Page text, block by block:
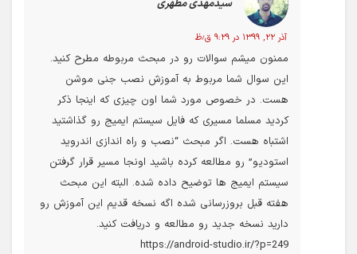
سیدمهدی مطهری
آذر ۲۲, ۱۳۹۹ در ۹:۲۹ ق٫ظ
ممنون میشم سوالات رو در مبحث مربوطه مطرح کنید.
این سوال شما مربوط به آموزش نصب جنی موشن
هست. در خصوص مورد شما اون چیزی که اینجا ذکر
کردید مسلما مسیری که فایل سیستم ایمیج رو گذاشتید
اشتباه هست. اگر مبحث “نصب و راه اندازی اندروید
استودیو” رو مطالعه کرده باشید اونجا مسیر قرار گرفتن
سیستم ایمیج ها توضیح داده شده. البته این مبحث
هفته قبل بروزرسانی شده اگه نسخه قدیم این آموزش رو
دارید نسخه جدید رو مطالعه و دریافت کنید.
https://android-studio.ir/?p=249